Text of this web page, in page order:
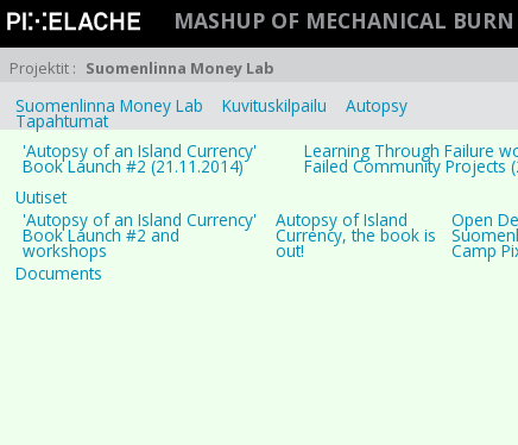
MASHUP OF MECHANICAL
Projektit : Suomenlinna Money Lab
Suomenlinna Money Lab Kuvituskilpailu Autopsy
Tapahtumat
'Autopsy of an Island Currency'
Book Launch #2 (21.11.2014)
Learning Through Failure
Failed Community Projects
Uutiset
'Autopsy of an Island Currency'
Book Launch #2 and
workshops
Autopsy of Island
Currency, the book is
out!
Open
Camp
Documents